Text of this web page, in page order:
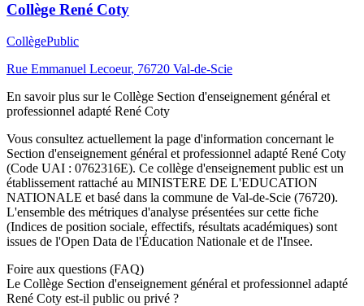
Collège René Coty
CollègePublic
Rue Emmanuel Lecoeur, 76720 Val-de-Scie
En savoir plus sur le Collège Section d'enseignement général et
professionnel adapté René Coty
Vous consultez actuellement la page d'information concernant le
Section d'enseignement général et professionnel adapté René Coty
(Code UAI : 0762316E). Ce collège d'enseignement public est un
établissement rattaché au MINISTERE DE L'EDUCATION
NATIONALE et basé dans la commune de Val-de-Scie (76720).
L'ensemble des métriques d'analyse présentées sur cette fiche
(Indices de position sociale, effectifs, résultats académiques) sont
issues de l'Open Data de l'Éducation Nationale et de l'Insee.
Foire aux questions (FAQ)
Le Collège Section d'enseignement général et professionnel adapté
René Coty est-il public ou privé ?